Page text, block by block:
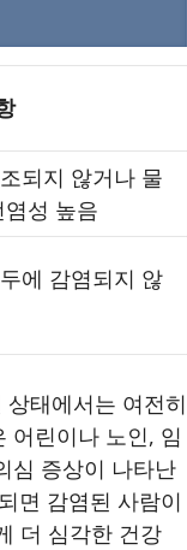
되지 않거나 물
성 높음
에 감염되지 않
태에서는 여전히
어린이나 노인, 임
심 증상이 나타난
면 감염된 사람이
더 심각한 건강